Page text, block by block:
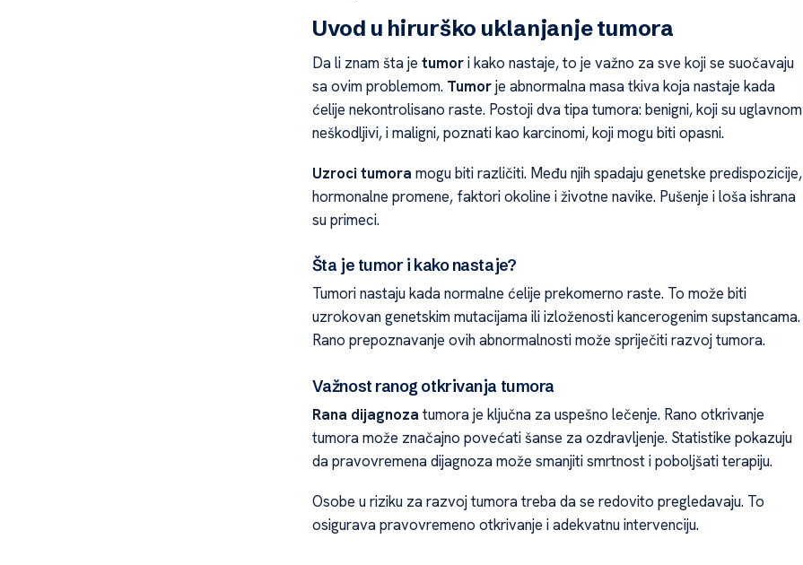
Uvod u hirurško uklanjanje tumora
Da li znam šta je tumori kako nastaje, to je važno za sve koji se suočavaju
sa ovim problemom. Tumorje abnormalna masa tkiva koja nastaje kada
ćelije nekontrolisano raste. Postoji dva tipa tumora: benigni, koji su uglavnom
neškodljivi, i maligni, poznati kao karcinomi, koji mogu biti opasni.
Uzroci tumora mogu biti različiti. Među njih spadaju genetske predispozicije,
hormonalne promene, faktori okoline i životne navike. Pušenje i loša ishrana
su primeci.
Šta je tumor i kako nastaje?
Tumori nastaju kada normalne ćelije prekomerno raste. To može biti
uzrokovan genetskim mutacijama ili izloženosti kancerogenim supstancama.
Rano prepoznavanje ovih abnormalnosti može spriječiti razvoj tumora.
Važnost ranog otkrivanja tumora
Rana dijagnoza tumora je ključna za uspešno lečenje. Rano otkrivanje
tumora može značajno povećati šanse za ozdravljenje. Statistike pokazuju
da pravovremena dijagnoza može smanjiti smrtnost i poboljšati terapiju.
Osobe u riziku za razvoj tumora treba da se redovito pregledavaju. To
osigurava pravovremeno otkrivanje i adekvatnu intervenciju.